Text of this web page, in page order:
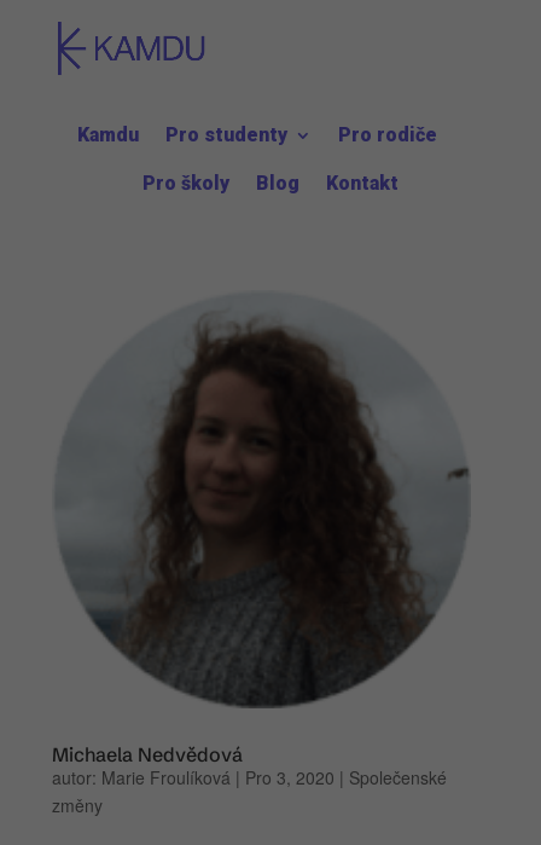
Kamdu Pro studenty Pro rodiče
Pro školy Blog Kontakt
Michaela Nedvědová
autor: Marie Froulíková | Pro 3, 2020 | Společenské
změny